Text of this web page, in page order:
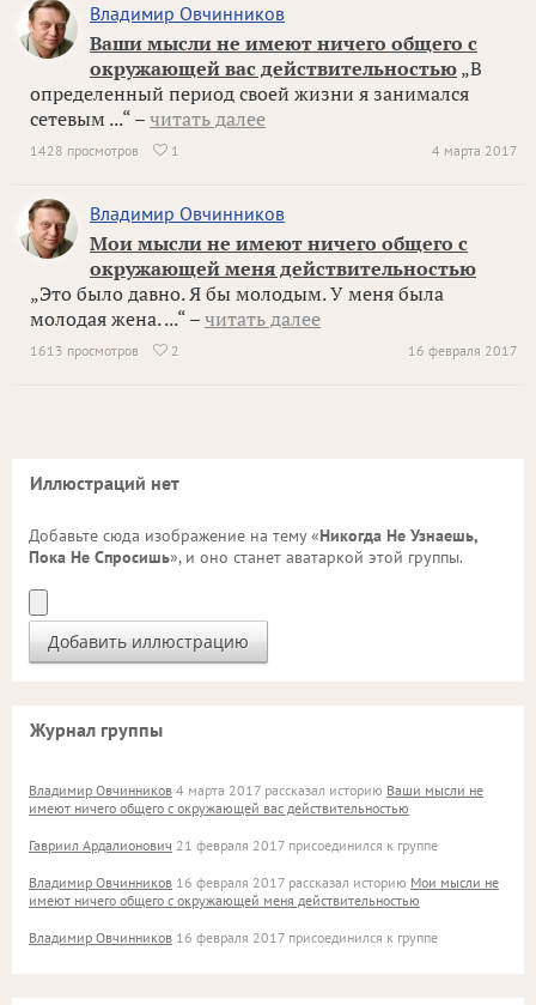
Владимир Овчинников
Ваши мысли не имеют ничего общего с
окружающей вас действительностью „В
определенный период своей жизни я занимался
сетевым ...“ – читать далее
4 марта 2017
1428 просмотров  1
Владимир Овчинников
Мои мысли не имеют ничего общего с
окружающей меня действительностью
„Это было давно. Я бы молодым. У меня была
молодая жена. ...“ – читать далее
16 февраля 2017
1613 просмотров  2
Иллюстраций нет
Добавьте сюда изображение на тему «Никогда Не Узнаешь,
Пока Не Спросишь», и оно станет аватаркой этой группы.
Журнал группы
Владимир Овчинников 4 марта 2017 рассказал историю Ваши мысли не
имеют ничего общего с окружающей вас действительностью
Гавриил Ардалионович 21 февраля 2017 присоединился к группе
Владимир Овчинников 16 февраля 2017 рассказал историю Мои мысли не
имеют ничего общего с окружающей меня действительностью
Владимир Овчинников 16 февраля 2017 присоединился к группе